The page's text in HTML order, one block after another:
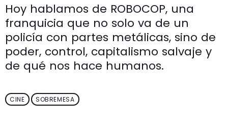
Hoy hablamos de ROBOCOP, una
franquicia que no solo va de un
policía con partes metálicas, sino de
poder, control, capitalismo salvaje y
de qué nos hace humanos.
CINE SOBREMESA